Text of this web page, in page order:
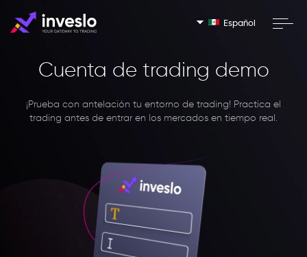
Español
Cuenta de trading demo
¡Prueba con antelación tu entorno de trading! Practica el
trading antes de entrar en los mercados en tiempo real.